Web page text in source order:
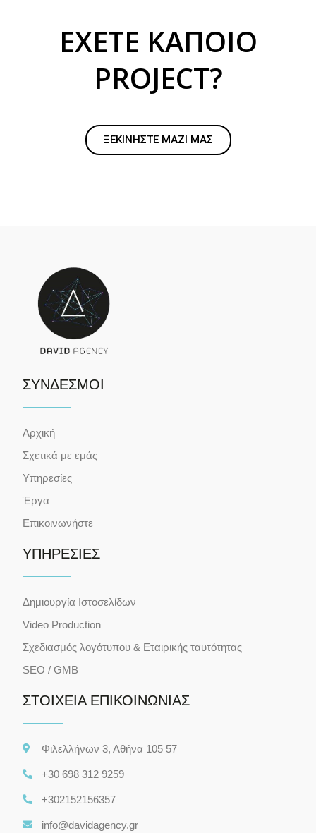
ΕΧΕΤE ΚΑΠΟΙΟ
PROJECT?
ΞΕΚΙΝΗΣΤΕ ΜΑΖΙ ΜΑΣ
ΣΥΝΔΕΣΜΟΙ
Αρχική
Σχετικά με εμάς
Υπηρεσίες
Έργα
Επικοινωνήστε
ΥΠΗΡΕΣΙΕΣ
Δημιουργία Ιστοσελίδων
Video Production
Σχεδιασμός λογότυπου & Εταιρικής ταυτότητας
SEO / GMB
ΣΤΟΙΧΕΙΑ ΕΠΙΚΟΙΝΩΝΙΑΣ
Φιλελλήνων 3, Αθήνα 105 57
+30 698 312 9259
+302152156357
info@davidagency.gr